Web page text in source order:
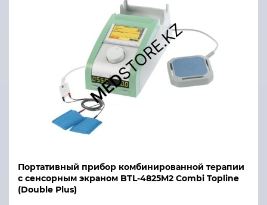
Портативный прибор комбинированной терапии
с сенсорным экраном BTL-4825M2 Combi Topline
(Double Plus)